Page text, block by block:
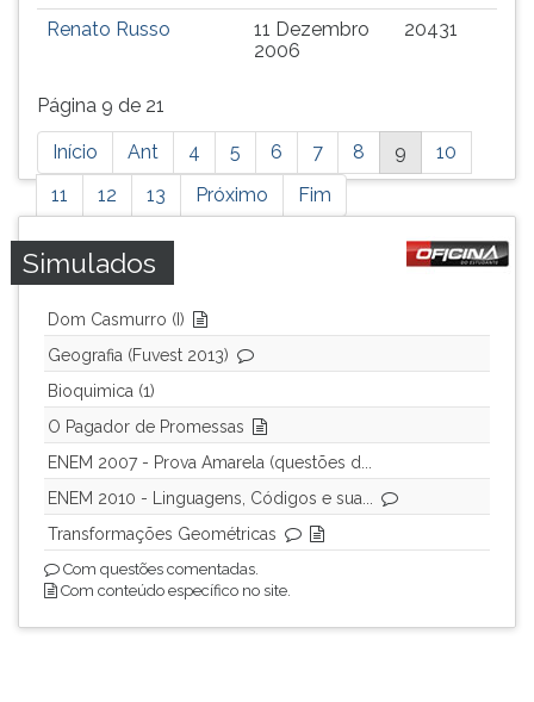
Renato Russo
11 Dezembro
2006
20431
Página 9 de 21
Está
página
possui
mais
resultados,
pressione
ENTER
para
ir
próxima
página.
Início Ant 4 5 6 7 8 9
10
11
12 13 Próximo Fim
Simulados
Dom Casmurro (I)
Geografia (Fuvest 2013)
Bioquimica (1)
O Pagador de Promessas
ENEM 2007 - Prova Amarela (questões d...
ENEM 2010 - Linguagens, Códigos e sua...
Transformações Geométricas
Com questões comentadas.
Com conteúdo específico no site.